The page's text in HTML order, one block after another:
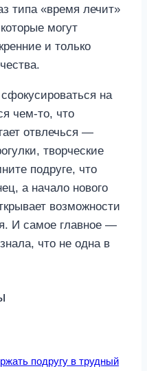
типа «время лечит»
могут
и только
на
чем-то, что
отвлечься —
творческие
подруге, что
а начало нового
возможности
И самое главное —
что не одна в
подругу в трудный